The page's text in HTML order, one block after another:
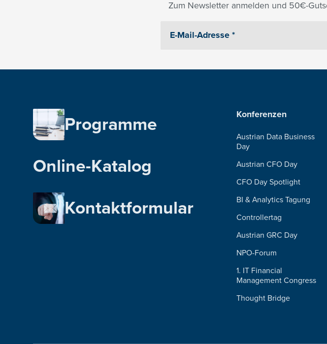
Zum Newsletter anmelden und 50€-
Programme
Online-Katalog
Kontaktformular
Konferenzen
Austrian Data Business
Day
Austrian CFO Day
CFO Day Spotlight
BI & Analytics Tagung
Controllertag
Austrian GRC Day
NPO-Forum
1. IT Financial
Management Congress
Thought Bridge